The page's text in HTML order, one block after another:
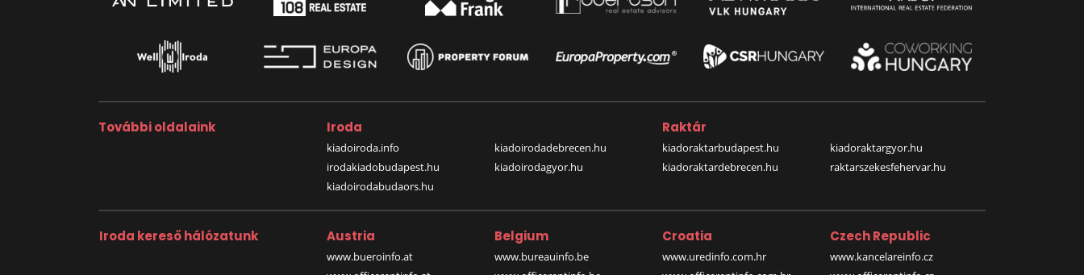
További oldalaink Iroda
kiadoiroda.info
irodakiadobudapest.hu
kiadoirodabudaors.hu
kiadoirodadebrecen.hu
kiadoirodagyor.hu
Raktár
kiadoraktarbudapest.hu
kiadoraktardebrecen.hu
kiadoraktargyor.hu
raktarszekesfehervar.hu
Iroda kereső hálózatunk Austria
www.bueroinfo.at
Belgium
www.bureauinfo.be
Croatia
www.uredinfo.com.hr
Czech Republic
www.kancelareinfo.cz